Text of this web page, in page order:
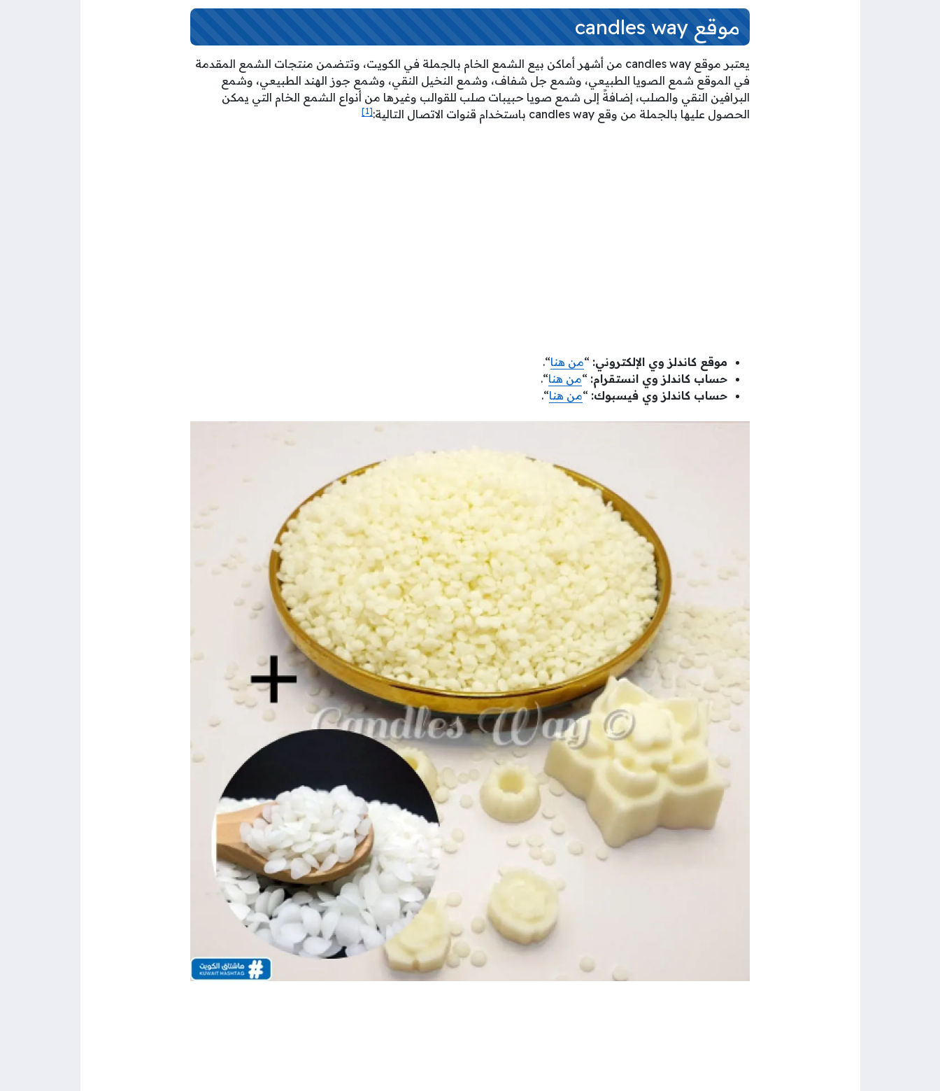
موقع candles way
يعتبر موقع candles way من أشهر أماكن بيع الشمع الخام بالجملة في الكويت، وتتضمن منتجات الشمع المقدمة
في الموقع شمع الصويا الطبيعي، وشمع جل شفاف، وشمع النخيل النقي، وشمع جوز الهند الطبيعي، وشمع
البرافين النقي والصلب، إضافةً إلى شمع صويا حبيبات صلب للقوالب وغيرها من أنواع الشمع الخام التي يمكن
الحصول عليها بالجملة من وقع candles way باستخدام قنوات الاتصال التالية:
[1]
موقع كاندلز وي الإلكتروني: “من هنا“.
حساب كاندلز وي انستقرام: “من هنا“.
حساب كاندلز وي فيسبوك: “من هنا“.